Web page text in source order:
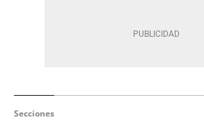
Secciones